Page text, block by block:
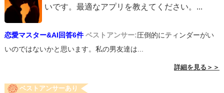
いです。最適なアプリを教えてください。 ...
恋愛マスター&AI回答6件 ベストアンサー:圧倒的にティンダーがい
いのではないかと思います。私の男友達は...
詳細を見る＞＞
ベストアンサーあり